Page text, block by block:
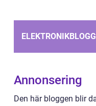
Annonsering
Den här bloggen blir